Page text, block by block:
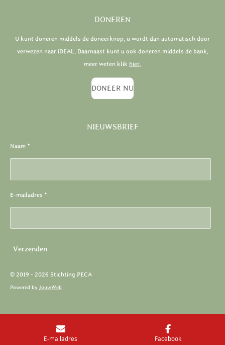
DONEREN
U kunt doneren middels de doneerknop, u wordt dan automatisch door
verwezen naar iDEAL. Daarnaast kunt u ook doneren middels de bank,
meer weten klik hier
DONEER NU
NIEUWSBRIEF
Naam *
E-mailadres *
Verzenden
© 2019 - 2026 Stichting PECA
Powered by JouwWeb
E-mailadres Facebook